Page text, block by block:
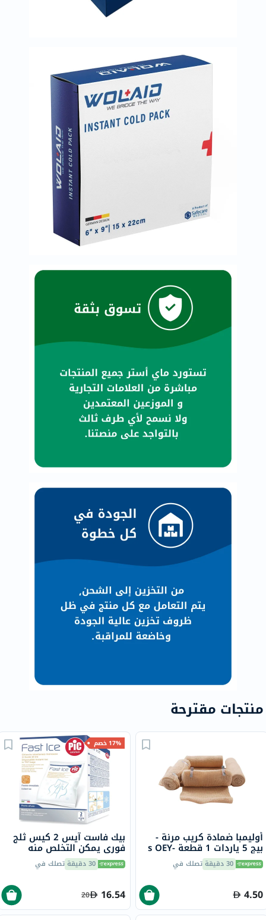
منتجات مقترحة
أوليمبا ضمادة كريب مرنة -
بيج 5 ياردات 1 قطعة s OEY-
111-4 30 دقيقة تصلك في
4.50
17% خصم
بيك فاست آيس 2 كيس ثلج
فوري يمكن التخلص منه
30 دقيقة تصلك في
16.54
20